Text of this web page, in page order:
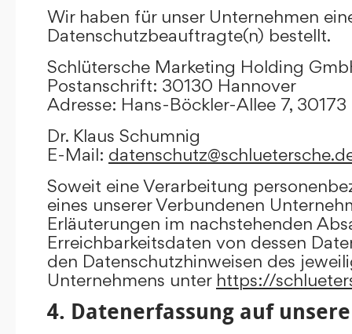
Wir haben für unser Unternehmen
Datenschutzbeauftragte(n) bestellt.
Schlütersche Marketing Holding
Postanschrift: 30130 Hannover
Adresse: Hans-Böckler-Allee 7,
Dr. Klaus Schumnig
E-Mail:
Soweit eine Verarbeitung
eines unserer Verbundenen
Erläuterungen im nachstehenden
Erreichbarkeitsdaten von dessen
den Datenschutzhinweisen des
Unternehmens unter https://
4. Datenerfassung auf